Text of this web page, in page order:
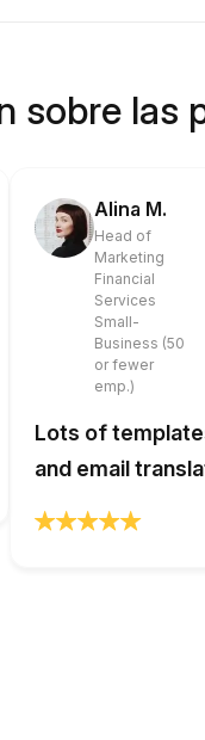
sobre las
Alina M.
Head of
Marketing
Financial
Services
Small-
Business (50
or fewer
emp.)
Lots of
and email